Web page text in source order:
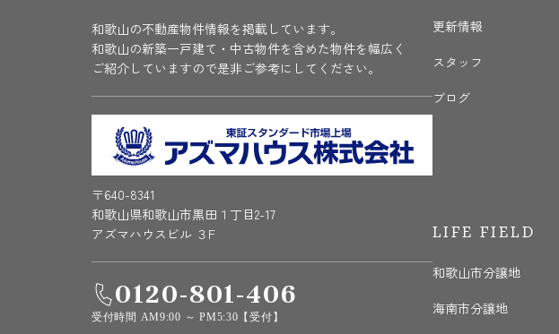
和歌山の不動産物件情報を掲載しています。
和歌山の新築一戸建て・中古物件を含めた物件を幅広く
ご紹介していますので是非ご参考にしてください。
〒640-8341
和歌山県和歌山市黒田１丁目2-17
アズマハウスビル ３F
0120-801-406
受付時間 AM9:00 ～ PM5:30【受付】
更新情報
スタッフ
ブログ
LIFE FIELD
和歌山市分譲地
海南市分譲地